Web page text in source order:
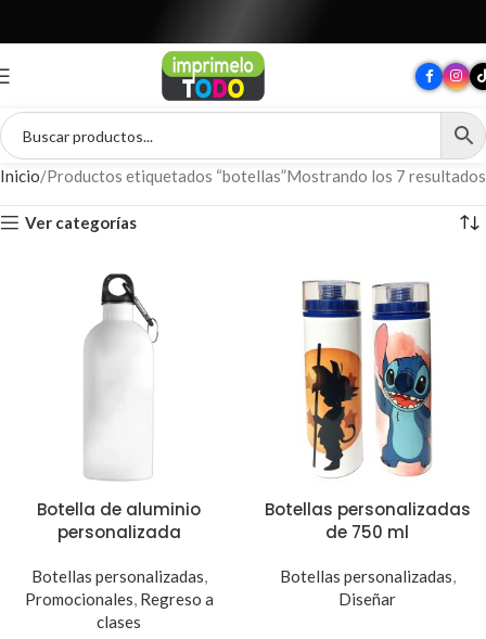
Inicio Productos etiquetados “botellas”Mostrando los 7 resultados
Ver categorías
Botella de aluminio
personalizada
Botellas personalizadas,
Promocionales, Regreso a
clases
Botellas personalizadas
de 750 ml
Botellas personalizadas,
Diseñar